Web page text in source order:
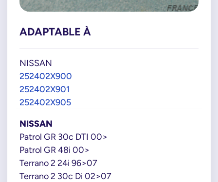
ADAPTABLE À
NISSAN
252402X900
252402X901
252402X905
NISSAN
Patrol GR 30c DTI 00>
Patrol GR 48i 00>
Terrano 2 24i 96>07
Terrano 2 30c Di 02>07